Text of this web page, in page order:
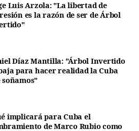
Luis Arzola: "La libertad de
es la razón de ser de Árbol
Díaz Mantilla: "Árbol Invertido
para hacer realidad la Cuba
soñamos"
implicará para Cuba el
de Marco Rubio como